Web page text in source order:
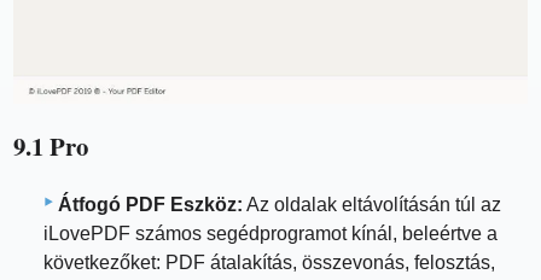
9.1 Pro
Átfogó PDF Eszköz: Az oldalak eltávolításán túl az
iLovePDF számos segédprogramot kínál, beleértve a
következőket: PDF átalakítás, összevonás, felosztás,